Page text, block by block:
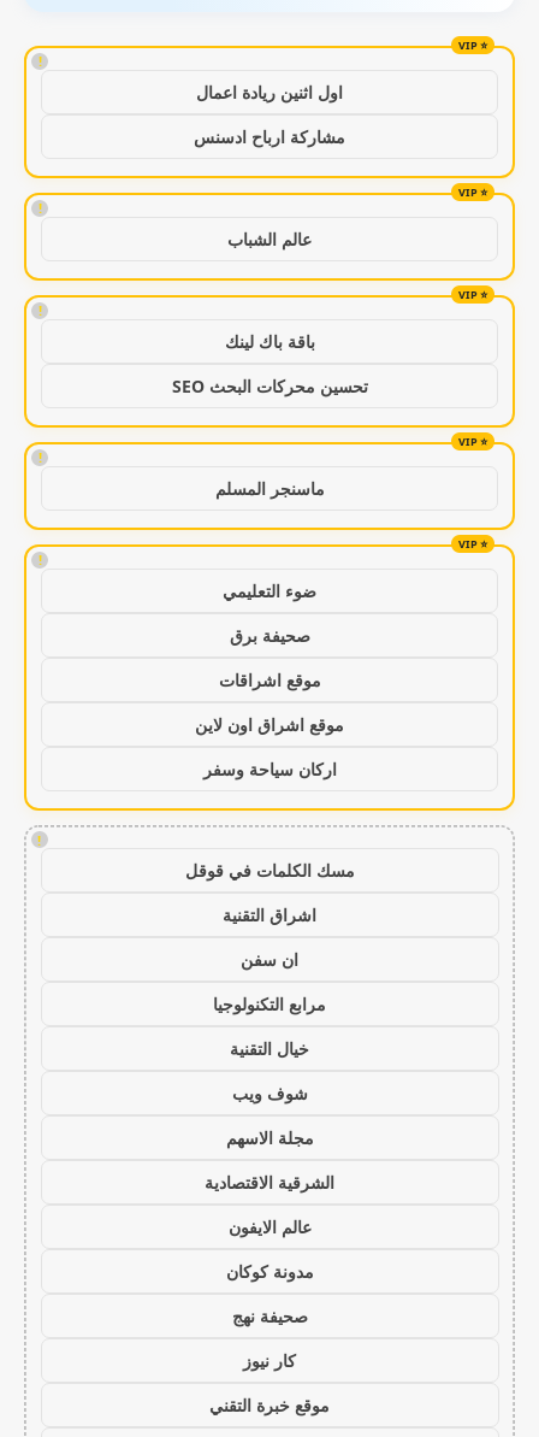
!
اول اثنين ريادة اعمال
مشاركة ارباح ادسنس
!
عالم الشباب
!
باقة باك لينك
تحسين محركات البحث SEO
!
ماسنجر المسلم
!
ضوء التعليمي
صحيفة برق
موقع اشراقات
موقع اشراق اون لاين
اركان سياحة وسفر
!
مسك الكلمات في قوقل
اشراق التقنية
ان سفن
مرابع التكنولوجيا
خيال التقنية
شوف ويب
مجلة الاسهم
الشرقية الاقتصادية
عالم الايفون
مدونة كوكان
صحيفة نهج
كار نيوز
موقع خبرة التقني